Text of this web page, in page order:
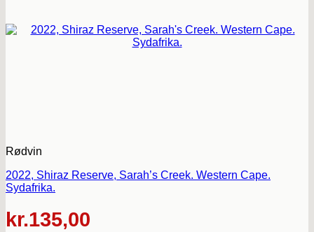
Rødvin
2022, Shiraz Reserve, Sarah’s Creek. Western Cape.
Sydafrika.
kr.135,00